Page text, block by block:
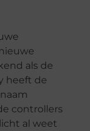
als de
heeft de
controllers
al weet